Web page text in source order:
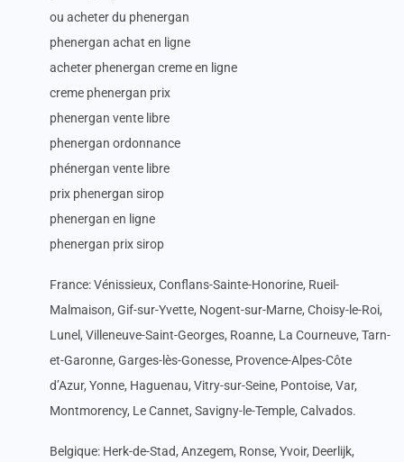
ou acheter du phenergan
phenergan achat en ligne
acheter phenergan creme en ligne
creme phenergan prix
phenergan vente libre
phenergan ordonnance
phénergan vente libre
prix phenergan sirop
phenergan en ligne
phenergan prix sirop
France: Vénissieux, Conflans-Sainte-Honorine, Rueil-
Malmaison, Gif-sur-Yvette, Nogent-sur-Marne, Choisy-le-Roi,
Lunel, Villeneuve-Saint-Georges, Roanne, La Courneuve, Tarn-
et-Garonne, Garges-lès-Gonesse, Provence-Alpes-Côte
d’Azur, Yonne, Haguenau, Vitry-sur-Seine, Pontoise, Var,
Montmorency, Le Cannet, Savigny-le-Temple, Calvados.
Belgique: Herk-de-Stad, Anzegem, Ronse, Yvoir, Deerlijk,